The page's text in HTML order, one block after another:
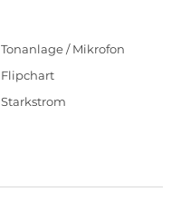
Tonanlage / Mikrofon
Flipchart
Starkstrom